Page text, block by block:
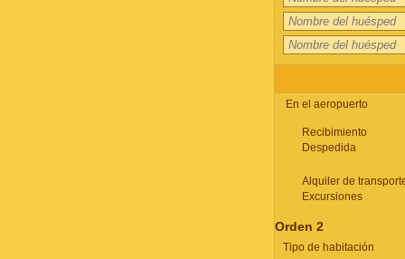
En el aeropuerto
Recibimiento
Despedida
Alquiler de
Excursiones
Orden 2
Tipo de habitación